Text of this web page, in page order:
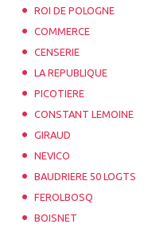
ROI DE POLOGNE
COMMERCE
CENSERIE
LA REPUBLIQUE
PICOTIERE
CONSTANT LEMOINE
GIRAUD
NEVICO
BAUDRIERE 50 LOGTS
FEROLBOSQ
BOISNET